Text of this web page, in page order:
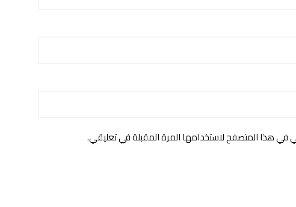
في هذا المتصفح لاستخدامها المرة المقبلة في تعليقي.